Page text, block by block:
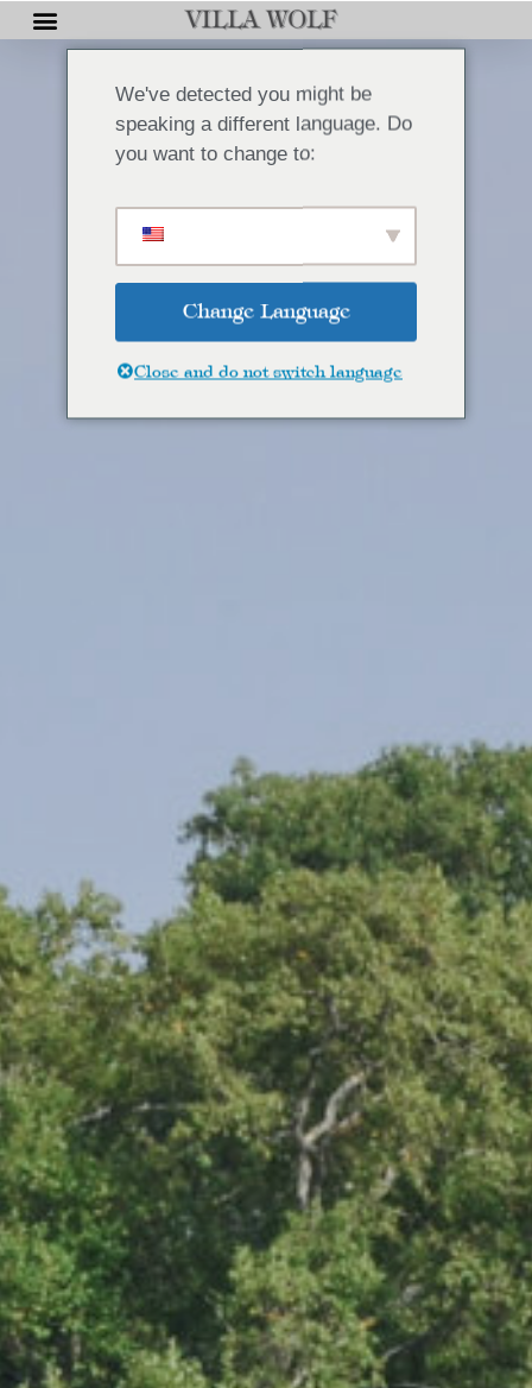
We've detected you might be
speaking a different language. Do
you want to change to:
Change Language
Close and do not switch language